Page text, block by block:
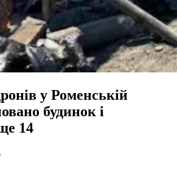
у Роменській
будинок і
14